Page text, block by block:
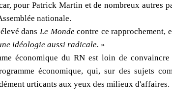
pour Patrick Martin et de nombreux autres
nationale.
dans Le Mondecontre ce rapprochement,
idéologie aussi radicale. »
économique du RN est loin de
économique, qui, sur des sujets
urticants aux yeux des milieux d'affaires.